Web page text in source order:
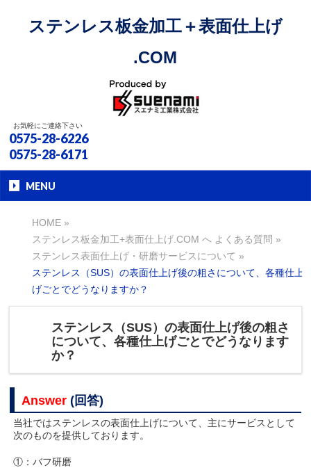
ステンレス板金加工＋表面仕上げ
.COM
お気軽にご連絡下さい
0575-28-6226
0575-28-6171
MENU
HOME »
ステンレス板金加工+表面仕上げ.COM へ よくある質問 »
ステンレス表面仕上げ・研磨サービスについて »
ステンレス（SUS）の表面仕上げ後の粗さについて、各種仕上
げごとでどうなりますか？
ステンレス（SUS）の表面仕上げ後の粗さ
について、各種仕上げごとでどうなります
か？
Answer (回答)
当社ではステンレスの表面仕上げについて、主にサービスとして
次のものを提供しております。
①：バフ研磨